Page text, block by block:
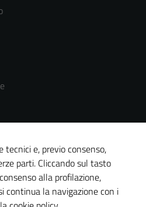
tecnici e, previo consenso,
parti. Cliccando sul tasto
alla profilazione,
continua la navigazione con i